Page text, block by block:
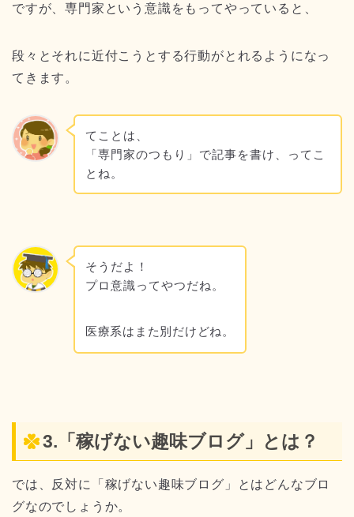
ですが、専門家という意識をもってやっていると、
段々とそれに近付こうとする行動がとれるようになっ
てきます。
てことは、
「専門家のつもり」で記事を書け、ってこ
とね。
そうだよ！
プロ意識ってやつだね。
医療系はまた別だけどね。
3.「稼げない趣味ブログ」とは？
では、反対に「稼げない趣味ブログ」とはどんなブロ
グなのでしょうか。